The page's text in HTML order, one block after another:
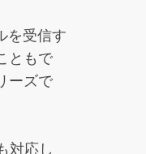
を受信す
ともで
ーズで
対応し